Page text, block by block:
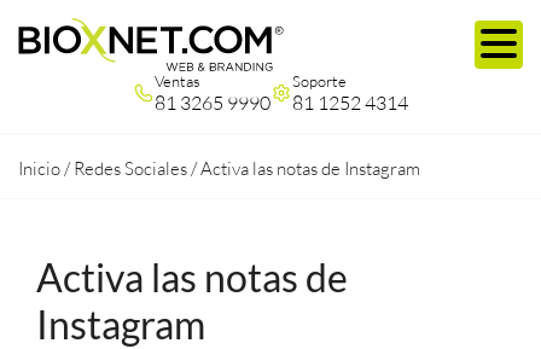
Ventas
81 3265 9990
Soporte
81 1252 4314
Inicio /Redes Sociales /Activa las notas de Instagram
Activa las notas de
Instagram